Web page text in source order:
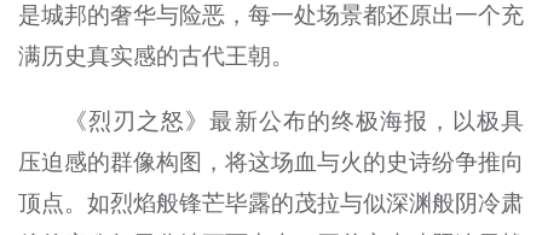
是城邦的奢华与险恶，每一处场景都还原出一个充
满历史真实感的古代王朝。
《烈刃之怒》最新公布的终极海报，以极具
压迫感的群像构图，将这场血与火的史诗纷争推向
顶点。如烈焰般锋芒毕露的茂拉与似深渊般阴冷肃